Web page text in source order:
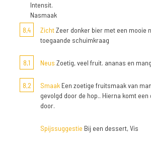
Intensit.
Nasmaak
8,4
ZichtZeer donker bier met een mooie
toegaande schuimkraag
8,1 Neus Zoetig, veel fruit. ananas en
8,2 Smaak Een zoetige fruitsmaak van
gevolgd door de hop.. Hierna komt
door.
Spijssuggestie Bij een dessert, Vis